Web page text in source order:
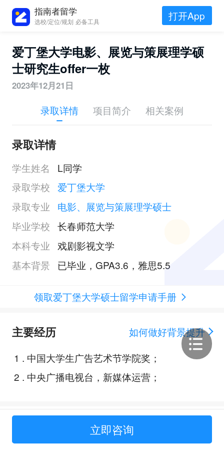
指南者留学
选校/定位/规划 必备工具 打开App
爱丁堡大学电影、展览与策展理学硕
士研究生offer一枚
2023年12月21日
录取详情 项目简介 相关案例
录取详情
学生姓名
L同学
录取学校 爱丁堡大学
录取专业
电影、展览与策展理学硕士
毕业学校 长春师范大学
本科专业
戏剧影视文学
基本背景
已毕业，GPA3.6，雅思5.5
领取爱丁堡大学硕士留学申请手册
主要经历
如何做好背景提升
1 . 中国大学生广告艺术节学院奖；
2 . 中央广播电视台，新媒体运营；
立即咨询